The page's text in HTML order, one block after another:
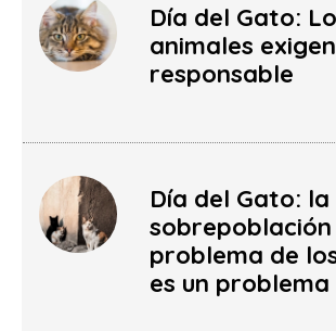
Día del Gato:
animales
responsable
Día del Gato: la
sobrepoblación
problema de
es un problema